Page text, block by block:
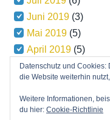
Juni 2019 (3)
Mai 2019 (5)
April 2019 (5)
März 2019(5)
Datenschutz und Cookies:
die Website weiterhin
Weitere Informationen,
du hier: Cookie-Richtlinie